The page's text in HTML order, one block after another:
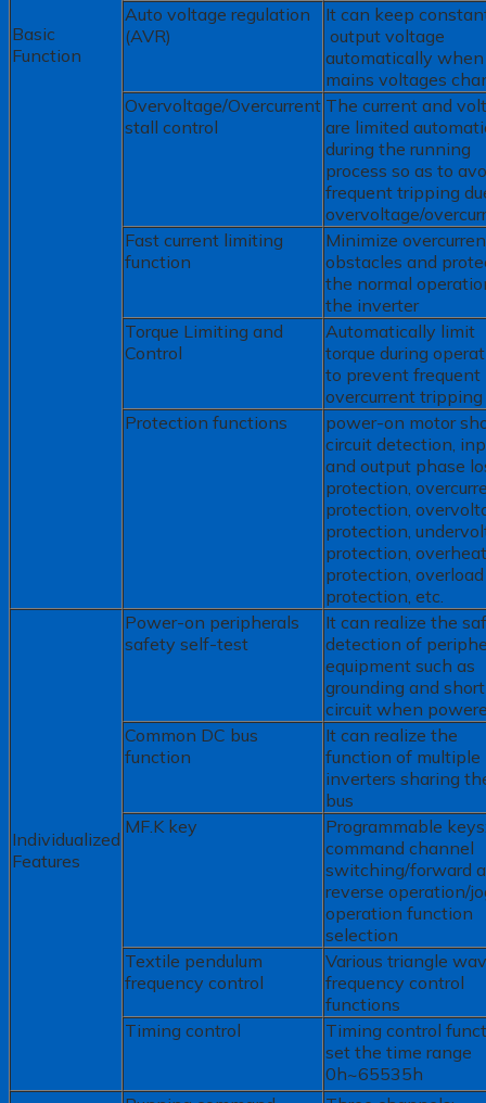
Basic
Function
Auto voltage regulation
(AVR)
It can keep
output voltage
automatically
mains voltages
Overvoltage/Overcurrent
stall control
The current and
are limited
during the running
process so as to
frequent tripping
overvoltage/
Fast current limiting
function
Minimize
obstacles and
the normal
the inverter
Torque Limiting and
Control
Automatically limit
torque during
to prevent frequent
overcurrent tripping
Protection functions
power-on motor
circuit detection,
and output phase
protection,
protection,
protection,
protection,
protection, overload
protection, etc.
Individualized
Features
Power-on peripherals
safety self-test
It can realize the
detection of
equipment such as
grounding and short
circuit when
Common DC bus
function
It can realize the
function of multiple
inverters sharing
bus
MF.K key
Programmable
command channel
switching/forward
reverse operation/
operation function
selection
Textile pendulum
frequency control
Various triangle
frequency control
functions
Timing control
Timing control
set the time range
0h~65535h